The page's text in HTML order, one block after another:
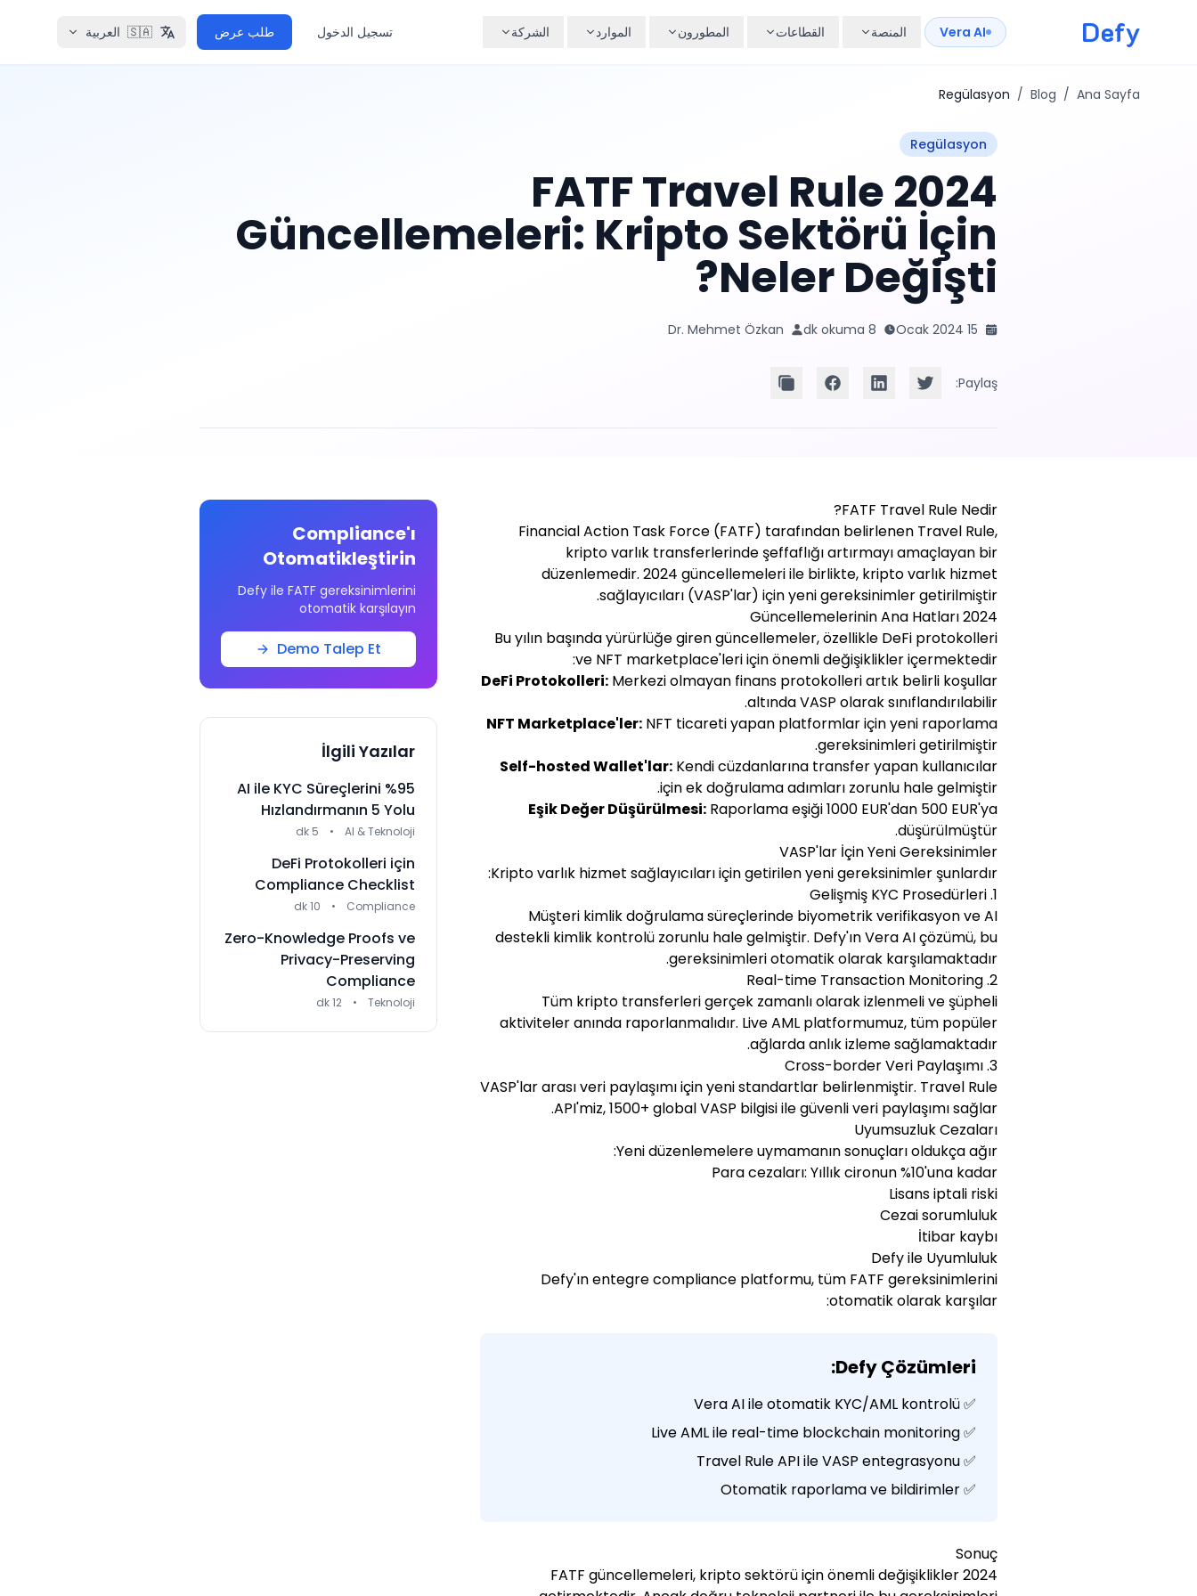
Defy
Vera AI المنصة القطاعات المطورون الموارد الشركة تسجيل الدخول طلب عرض 🇸🇦 العربية
Ana Sayfa
/
Blog
/
Regülasyon
Regülasyon
2024 FATF Travel Rule
Güncellemeleri: Kripto Sektörü İçin
Neler Değişti?
15 Ocak 2024
8 dk okuma
Dr. Mehmet Özkan
Paylaş:
FATF Travel Rule Nedir?
Financial Action Task Force (FATF) tarafından belirlenen Travel Rule,
kripto varlık transferlerinde şeffaflığı artırmayı amaçlayan bir
düzenlemedir. 2024 güncellemeleri ile birlikte, kripto varlık hizmet
sağlayıcıları (VASP'lar) için yeni gereksinimler getirilmiştir.
2024 Güncellemelerinin Ana Hatları
Bu yılın başında yürürlüğe giren güncellemeler, özellikle DeFi protokolleri
ve NFT marketplace'leri için önemli değişiklikler içermektedir:
DeFi Protokolleri: Merkezi olmayan finans protokolleri artık belirli koşullar
altında VASP olarak sınıflandırılabilir.
NFT Marketplace'ler: NFT ticareti yapan platformlar için yeni raporlama
gereksinimleri getirilmiştir.
Self-hosted Wallet'lar: Kendi cüzdanlarına transfer yapan kullanıcılar
için ek doğrulama adımları zorunlu hale gelmiştir.
Eşik Değer Düşürülmesi: Raporlama eşiği 1000 EUR'dan 500 EUR'ya
düşürülmüştür.
VASP'lar İçin Yeni Gereksinimler
Kripto varlık hizmet sağlayıcıları için getirilen yeni gereksinimler şunlardır:
1. Gelişmiş KYC Prosedürleri
Müşteri kimlik doğrulama süreçlerinde biyometrik verifikasyon ve AI
destekli kimlik kontrolü zorunlu hale gelmiştir. Defy'ın Vera AI çözümü, bu
gereksinimleri otomatik olarak karşılamaktadır.
2. Real-time Transaction Monitoring
Tüm kripto transferleri gerçek zamanlı olarak izlenmeli ve şüpheli
aktiviteler anında raporlanmalıdır. Live AML platformumuz, tüm popüler
ağlarda anlık izleme sağlamaktadır.
3. Cross-border Veri Paylaşımı
VASP'lar arası veri paylaşımı için yeni standartlar belirlenmiştir. Travel Rule
API'miz, 1500+ global VASP bilgisi ile güvenli veri paylaşımı sağlar.
Uyumsuzluk Cezaları
Yeni düzenlemelere uymamanın sonuçları oldukça ağır:
Para cezaları: Yıllık cironun %10'una kadar
Lisans iptali riski
Cezai sorumluluk
İtibar kaybı
Defy ile Uyumluluk
Defy'ın entegre compliance platformu, tüm FATF gereksinimlerini
otomatik olarak karşılar:
Defy Çözümleri:
✅ Vera AI ile otomatik KYC/AML kontrolü
✅ Live AML ile real-time blockchain monitoring
✅ Travel Rule API ile VASP entegrasyonu
✅ Otomatik raporlama ve bildirimler
Sonuç
2024 FATF güncellemeleri, kripto sektörü için önemli değişiklikler
Compliance'ı
Otomatikleştirin
Defy ile FATF gereksinimlerini
otomatik karşılayın
Demo Talep Et
İlgili Yazılar
AI ile KYC Süreçlerini %95
Hızlandırmanın 5 Yolu
AI & Teknoloji
•
5 dk
DeFi Protokolleri için
Compliance Checklist
Compliance
•
10 dk
Zero-Knowledge Proofs ve
Privacy-Preserving
Compliance
Teknoloji
•
12 dk